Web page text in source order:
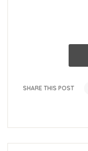
SHARE THIS POST